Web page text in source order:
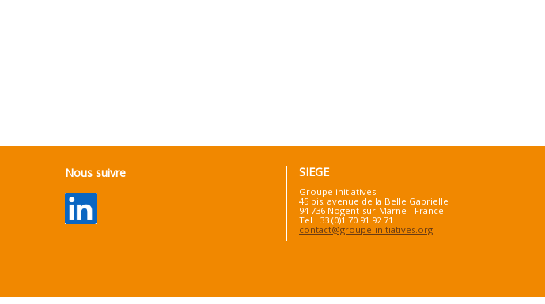
Nous suivre SIEGE
Groupe initiatives
45 bis, avenue de la Belle Gabrielle
94 736 Nogent-sur-Marne - France
Tel : 33 (0)1 70 91 92 71
contact@groupe-initiatives.org